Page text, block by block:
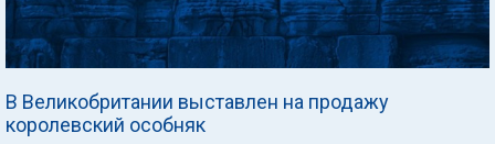
В Великобритании выставлен на продажу
королевский особняк